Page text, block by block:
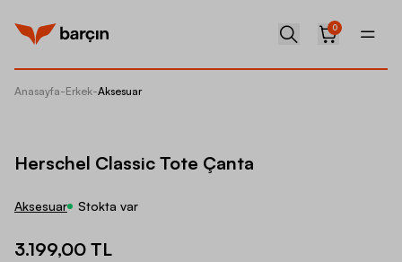
0
Anasayfa-Erkek-Aksesuar
Herschel Classic Tote Çanta
Aksesuar Stokta var
3.199,00 TL